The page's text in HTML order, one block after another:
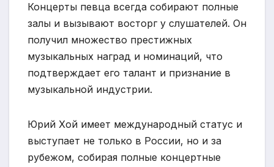
Концерты певца всегда собирают полные
залы и вызывают восторг у слушателей. Он
получил множество престижных
музыкальных наград и номинаций, что
подтверждает его талант и признание в
музыкальной индустрии.
Юрий Хой имеет международный статус и
выступает не только в России, но и за
рубежом, собирая полные концертные